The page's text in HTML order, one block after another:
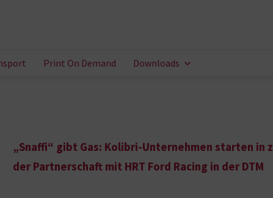
Print On Demand Downloads
„Snaffi“ gibt Gas: Kolibri-Unternehmen starten in
der Partnerschaft mit HRT Ford Racing in der DTM